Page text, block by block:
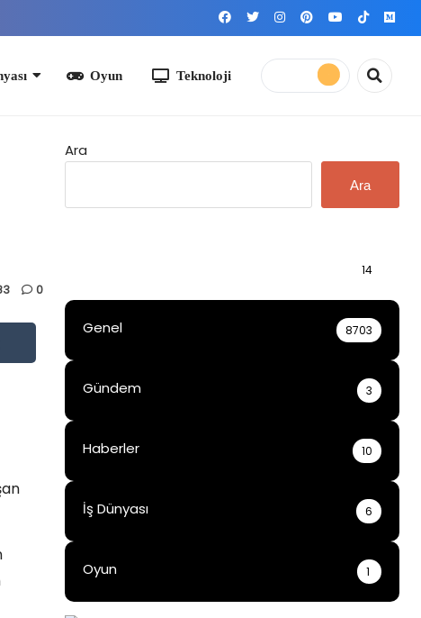
Teknoloji
0
Ara
Ara
14
Genel 8703
Gündem 3
Haberler 10
İş Dünyası 6
Oyun 1